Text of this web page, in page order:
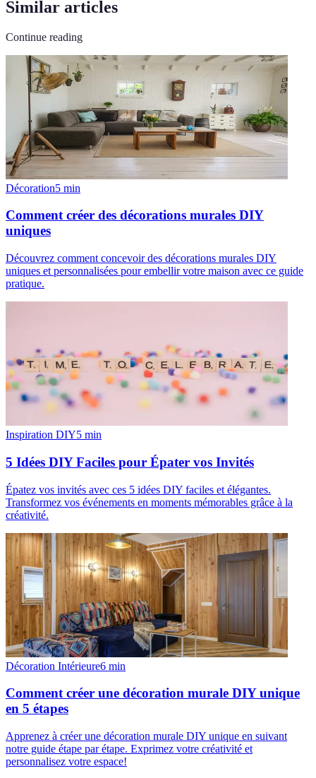
Similar articles
Continue reading
Décoration5 min
Comment créer des décorations murales DIY
uniques
Découvrez comment concevoir des décorations murales DIY
uniques et personnalisées pour embellir votre maison avec ce guide
pratique.
Inspiration DIY5 min
5 Idées DIY Faciles pour Épater vos Invités
Épatez vos invités avec ces 5 idées DIY faciles et élégantes.
Transformez vos événements en moments mémorables grâce à la
créativité.
Décoration Intérieure6 min
Comment créer une décoration murale DIY unique
en 5 étapes
Apprenez à créer une décoration murale DIY unique en suivant
notre guide étape par étape. Exprimez votre créativité et
personnalisez votre espace!